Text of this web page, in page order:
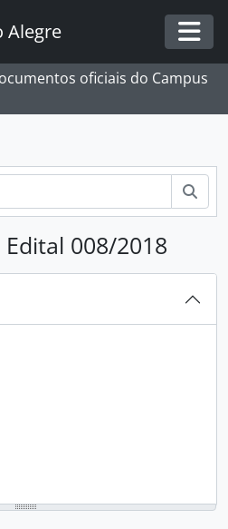
Alegre
oficiais do Campus
008/2018